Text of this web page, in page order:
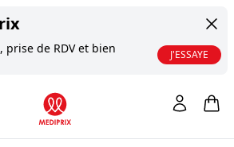
prise de RDV et bien
J'ESSAYE